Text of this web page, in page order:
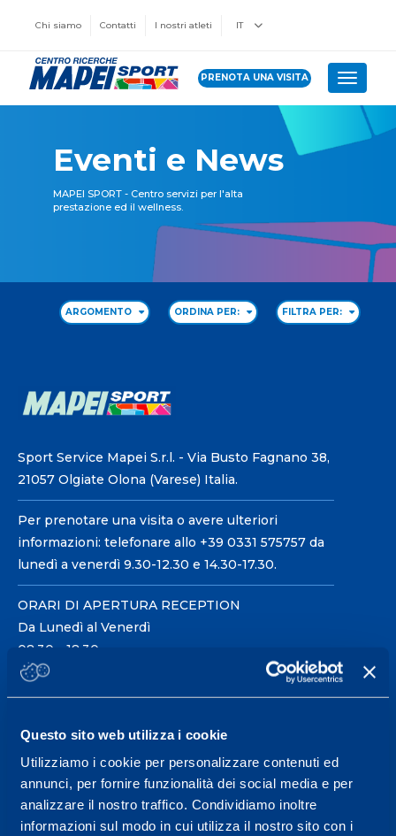
Questo sito web utilizza i cookie
Utilizziamo i cookie per personalizzare contenuti ed
annunci, per fornire funzionalità dei social media e per
analizzare il nostro traffico. Condividiamo inoltre
informazioni sul modo in cui utilizza il nostro sito con i
Chi siamo Contatti I nostri atleti IT
PRENOTA UNA VISITA Toggle
Eventi e News
MAPEI SPORT - Centro servizi per l'alta
prestazione ed il wellness.
ARGOMENTO ORDINA PER: FILTRA PER:
Sport Service Mapei S.r.l. - Via Busto Fagnano 38,
21057 Olgiate Olona (Varese) Italia.
Per prenotare una visita o avere ulteriori
informazioni: telefonare allo +39 0331 575757 da
lunedì a venerdì 9.30-12.30 e 14.30-17.30.
ORARI DI APERTURA RECEPTION
Da Lunedì al Venerdì
08.30 - 18.30
Centro servizi per l'alta
prestazione ed il
wellness.
Maggiori informazioni